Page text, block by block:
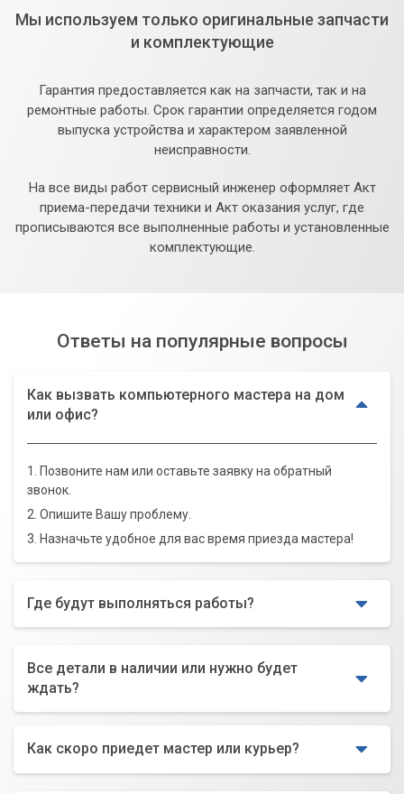
Мы используем только оригинальные запчасти
и комплектующие
Гарантия предоставляется как на запчасти, так и на
ремонтные работы. Срок гарантии определяется годом
выпуска устройства и характером заявленной
неисправности.
На все виды работ сервисный инженер оформляет Акт
приема-передачи техники и Акт оказания услуг, где
прописываются все выполненные работы и установленные
комплектующие.
Ответы на популярные вопросы
Как вызвать компьютерного мастера на дом
или офис?
1. Позвоните нам или оставьте заявку на обратный
звонок.
2. Опишите Вашу проблему.
3. Назначьте удобное для вас время приезда мастера!
Где будут выполняться работы?
Все детали в наличии или нужно будет
ждать?
Как скоро приедет мастер или курьер?